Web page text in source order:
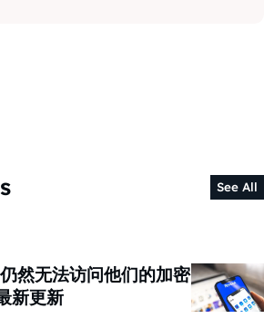
See All
然无法访问他们的加密
新更新